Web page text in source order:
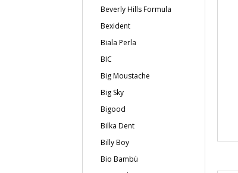
Beverly Hills Formula
Bexident
Biala Perla
BIC
Big Moustache
Big Sky
Bigood
Bilka Dent
Billy Boy
Bio Bambù